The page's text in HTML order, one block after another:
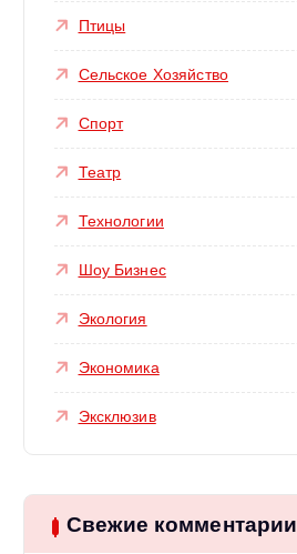
Птицы
Сельское Хозяйство
Спорт
Театр
Технологии
Шоу Бизнес
Экология
Экономика
Эксклюзив
Свежие комментарии